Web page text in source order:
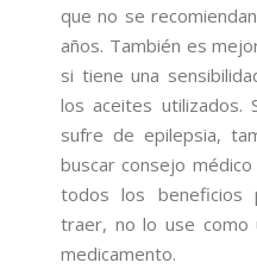
que no se
años. También es
si tiene una
los aceites utilizados.
sufre de epilepsia,
buscar consejo
todos los beneficios
traer, no lo use como
medicamento.